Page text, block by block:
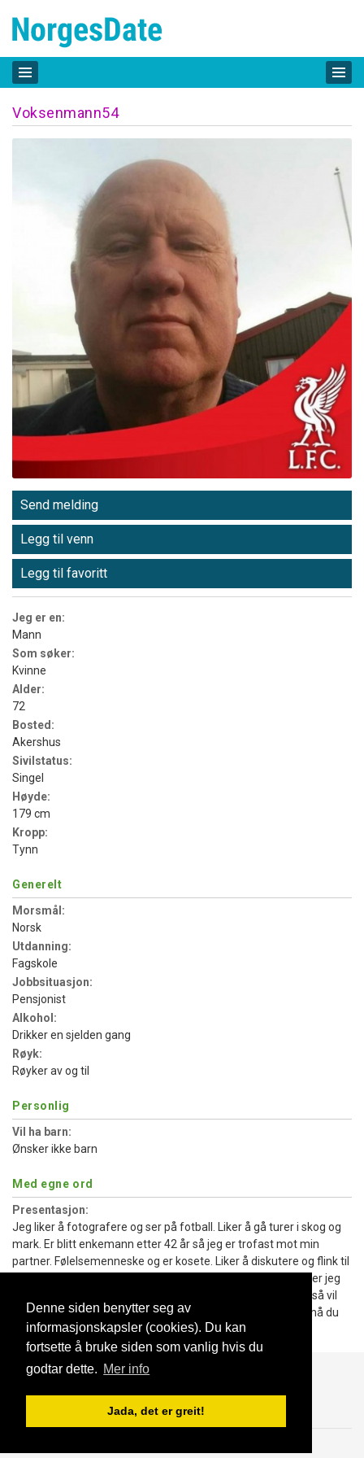
Denne siden benytter seg av
informasjonskapsler (cookies). Du kan
fortsette å bruke siden som vanlig hvis du
godtar dette. Mer info
Jada, det er greit!
Voksenmann54
Send melding
Legg til venn
Legg til favoritt
Jeg er en:
Mann
Som søker:
Kvinne
Alder:
72
Bosted:
Akershus
Sivilstatus:
Singel
Høyde:
179 cm
Kropp:
Tynn
Generelt
Morsmål:
Norsk
Utdanning:
Fagskole
Jobbsituasjon:
Pensjonist
Alkohol:
Drikker en sjelden gang
Røyk:
Røyker av og til
Personlig
Vil ha barn:
Ønsker ikke barn
Med egne ord
Presentasjon:
Jeg liker å fotografere og ser på fotball. Liker å gå turer i skog og
mark. Er blitt enkemann etter 42 år så jeg er trofast mot min
partner. Følelsemenneske og er kosete. Liker å diskutere og flink til
å lytte og hjelper de som trenger hjelp. I første omgang søker jeg
en hyggelig dame å prate med for å se om kjemien passer så vil
resten falle på plass og se hva det fører til tror jeg.Resten må du
finne ut tror jeg.
Blogg Support Kontakt oss